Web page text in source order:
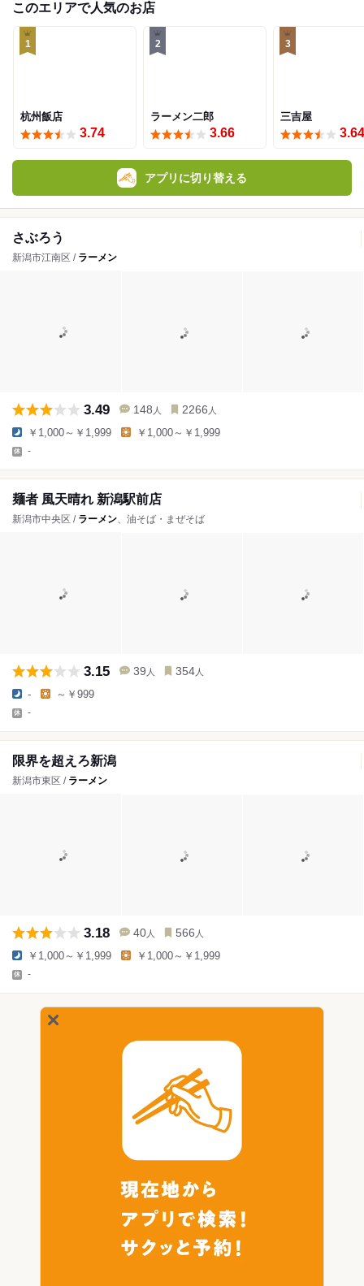
このエリアで人気のお店
1
杭州飯店
3.74
2
ラーメン二郎
3.66
3
三吉屋
3.64
アプリに切り替える
さぶろう
新潟市江南区 / ラーメン
3.49 148 人 2266 人
￥1,000～￥1,999 ￥1,000～￥1,999
-
麺者 風天晴れ 新潟駅前店
新潟市中央区 / ラーメン、油そば・まぜそば
3.15 39 人 354 人
- ～￥999
-
限界を超えろ新潟
新潟市東区 / ラーメン
3.18 40 人 566 人
￥1,000～￥1,999 ￥1,000～￥1,999
-